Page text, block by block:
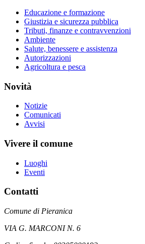
Educazione e formazione
Giustizia e sicurezza pubblica
Tributi, finanze e contravvenzioni
Ambiente
Salute, benessere e assistenza
Autorizzazioni
Agricoltura e pesca
Novità
Notizie
Comunicati
Avvisi
Vivere il comune
Luoghi
Eventi
Contatti
Comune di Pieranica
VIA G. MARCONI N. 6